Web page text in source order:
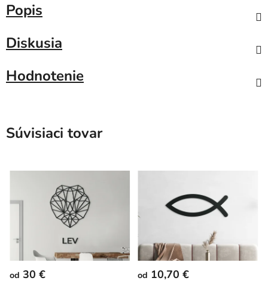
Popis
Diskusia
Hodnotenie
Súvisiaci tovar
od 30 € od 10,70 €